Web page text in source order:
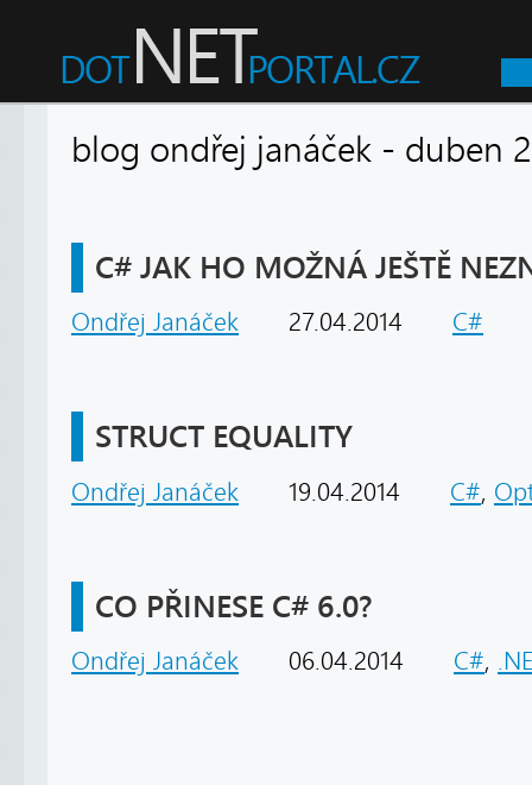
blog ondřej janáček -
C# JAK HO MOŽNÁ JEŠTĚ
Ondřej Janáček 27.04.2014 C#
STRUCT EQUALITY
Ondřej Janáček 19.04.2014 C#,
CO PŘINESE C# 6.0?
Ondřej Janáček 06.04.2014 C#,